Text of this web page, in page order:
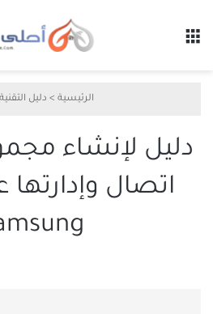
الرئيسية > دليل التقنية
دليل لإنشاء
اتصال